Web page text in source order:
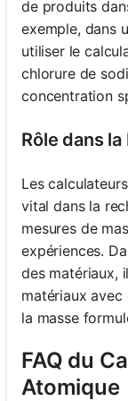
de produits
exemple, dans
utiliser le
chlorure de
concentration
Rôle dans
Les
vital dans la
mesures de
expériences.
des matériaux,
matériaux
la masse
FAQ du
Atomique